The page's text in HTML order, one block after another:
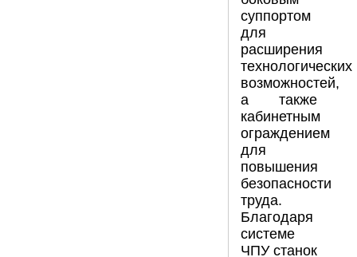
суппортом
для
расширения
технологических
возможностей,
а также
кабинетным
ограждением
для
повышения
безопасности
труда.
Благодаря
системе
ЧПУ станок